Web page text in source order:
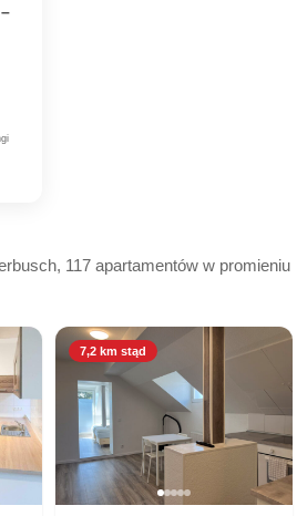
117 apartamentów w promieniu
7,2 km stąd